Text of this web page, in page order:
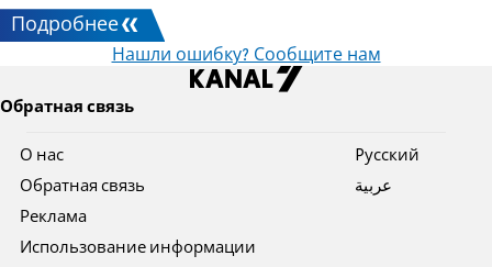
Подробнее
Нашли ошибку? Сообщите нам
Обратная связь
О нас
Обратная связь
Реклама
Использование информации
Pусский
عربية